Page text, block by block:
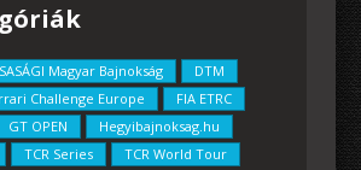
Magyar Bajnokság
DTM
Challenge Europe
FIA ETRC
GT OPEN
Hegyibajnoksag.hu
TCR Series TCR World Tour